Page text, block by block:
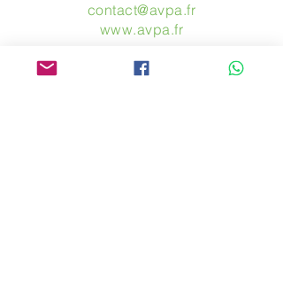
contact@avpa.fr
www.avpa.fr